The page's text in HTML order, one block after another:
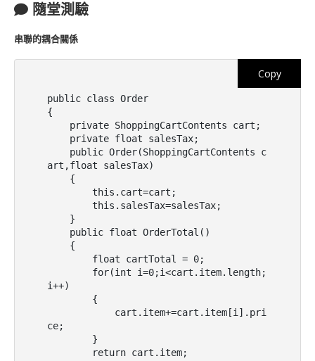
隨堂測驗
串聯的耦合關係
Copy
public class Order
{
art,float salesTax)
i++)
ce;